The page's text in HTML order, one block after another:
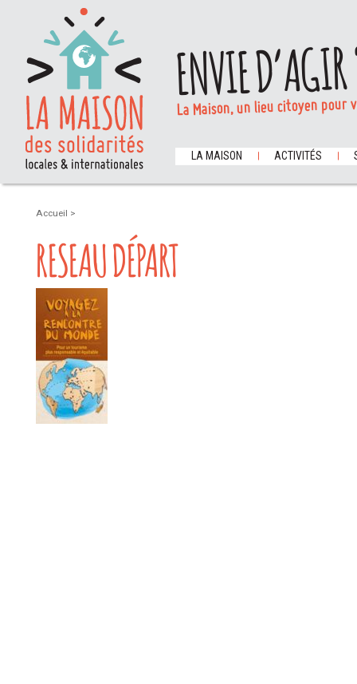
ENVIE
La Maison, un lieu citoyen
LA MAISON ACTIVITÉS
Accueil >
RESEAU DÉPART